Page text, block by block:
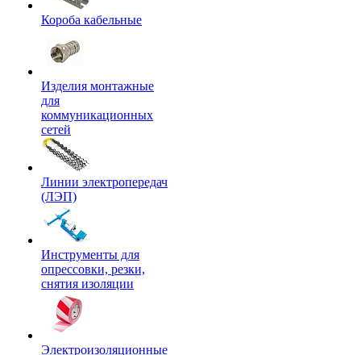
Короба кабельные
Изделия монтажные
для
коммуникационных
сетей
Линии электропередач
(ЛЭП)
Инструменты для
опрессовки, резки,
снятия изоляции
Электроизоляционные